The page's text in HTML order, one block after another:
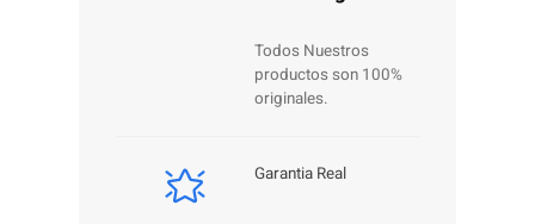
Todos Nuestros
productos son 100%
originales.
Garantia Real